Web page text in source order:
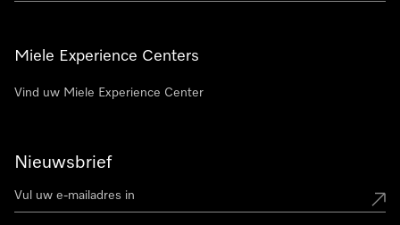
Miele Experience Centers
Vind uw Miele Experience Center
Nieuwsbrief